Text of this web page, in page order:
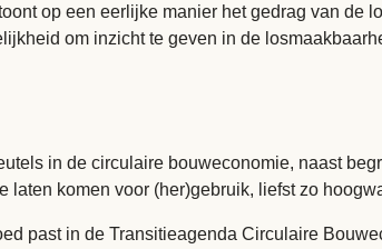
op een eerlijke manier het gedrag van de
om inzicht te geven in de
in de circulaire bouweconomie, naast
komen voor (her)gebruik, liefst zo
past in de Transitieagenda Circulaire